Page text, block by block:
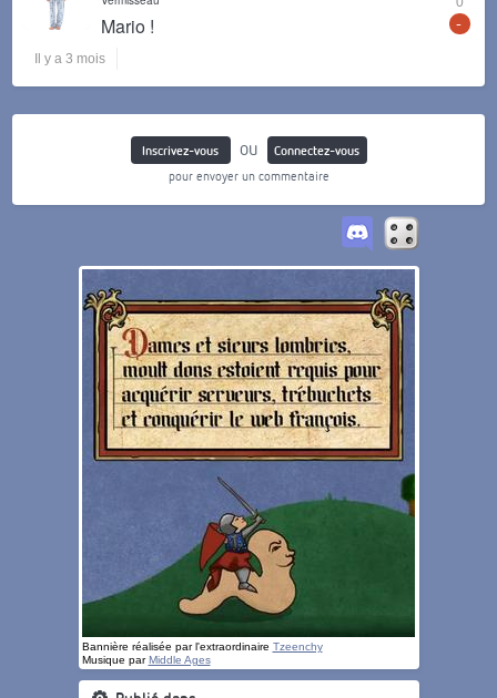
-
Mario !
Il y a 3 mois
Inscrivez-vous ou
Connectez-vous
pour envoyer un commentaire
Bannière réalisée par l'extraordinaire Tzeenchy
Musique parMiddle Ages